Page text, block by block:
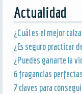
Actualidad
¿Cuál es el mejor
¿Es seguro practicar
¿Puedes ganarte la
6 fragancias
7 claves para